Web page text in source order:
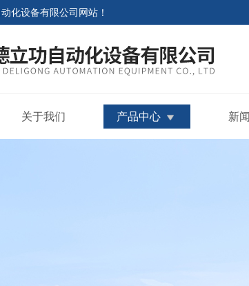
化设备有限公司网站 ！
关于我们 产品中心 新